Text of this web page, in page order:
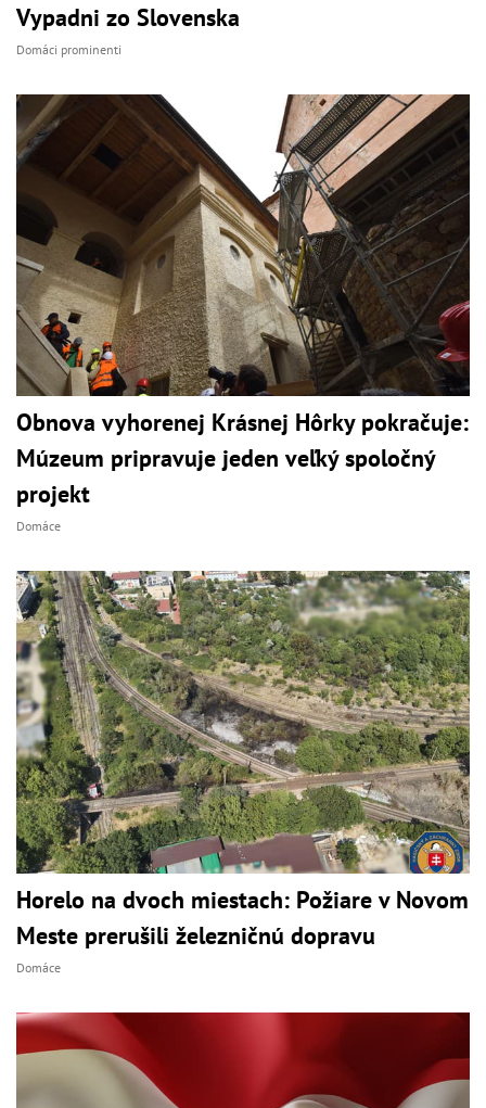
Vypadni zo Slovenska
Domáci prominenti
Obnova vyhorenej Krásnej Hôrky pokračuje:
Múzeum pripravuje jeden veľký spoločný
projekt
Domáce
Horelo na dvoch miestach: Požiare v Novom
Meste prerušili železničnú dopravu
Domáce